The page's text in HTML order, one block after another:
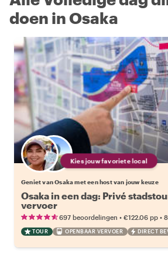
doen in Osaka
Kies jouw favoriete local
Geniet van Osaka met een host van jouw keuze
Osaka in een dag: Privé
vervoer
697 beoordelingen • €122.06 pp •
TOUR OPENBAAR VERVOER DIRECT